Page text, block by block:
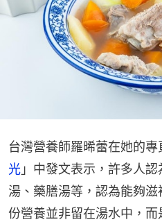
台灣營養師羅晞蕾在她的專
光 」中發文表示，許多人
湯、藥膳湯等，認為能夠
份營養並非留在湯水中，而